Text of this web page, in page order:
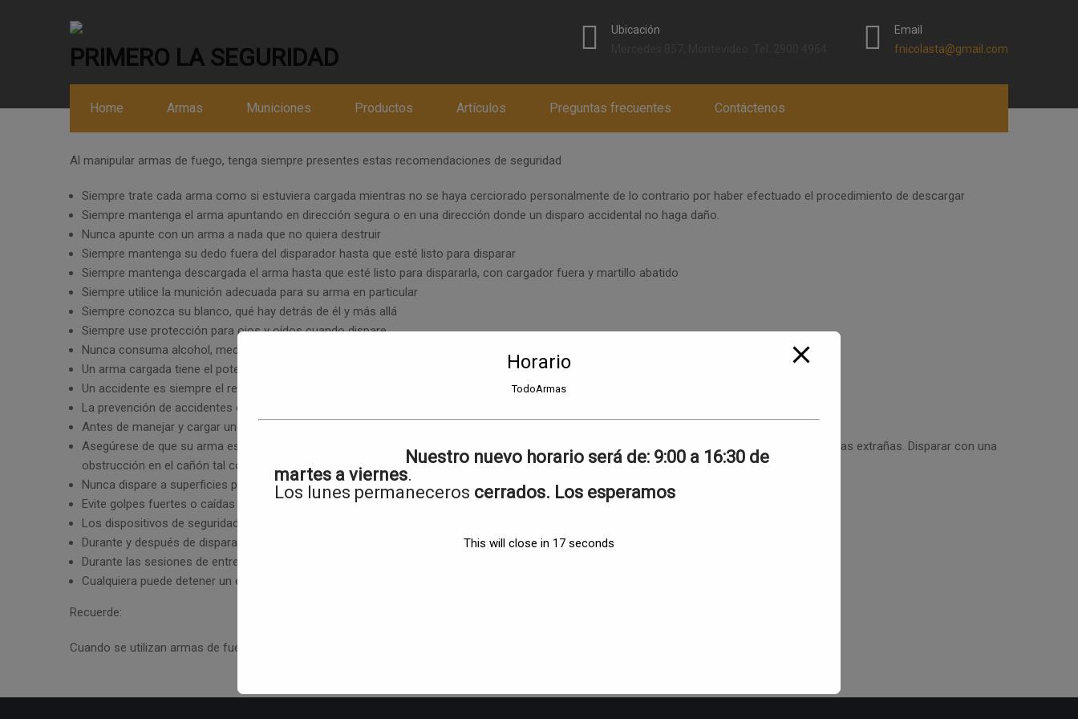
Ubicación
Email
fnicolasta@gmail.com
Home Armas Municiones Productos Artículos Preguntas frecuentes Contáctenos
PRIMERO LA SEGURIDAD
La seguridad de las armas de fuego es un conjunto de reglas y recomendaciones que permiten manipular y utilizar armas de fuego de forma de minimizar la posibilidad de
Al manipular armas de fuego, tenga siempre presentes estas recomendaciones de seguridad
Siempre trate cada arma como si estuviera cargada mientras no se haya cerciorado personalmente de lo contrario por haber efectuado el procedimiento de descargar
Siempre mantenga el arma apuntando en dirección segura o en una dirección donde un disparo accidental no haga daño.
Nunca apunte con un arma a nada que no quiera destruir
Siempre mantenga su dedo fuera del disparador hasta que esté listo para disparar
Siempre mantenga descargada el arma hasta que esté listo para dispararla, con cargador fuera y martillo abatido
Siempre utilice la munición adecuada para su arma en particular
Siempre conozca su blanco, qué hay detrás de él y más allá
Siempre use protección para ojos y oídos cuando dispare
Nunca consuma alcohol, medicamentos o drogas antes o durante el manejo de un arma
Un arma cargada tiene el potencial de matar. Manejada inteligentemente es segura
Un accidente es siempre el resultado de no cumplir las reglas de seguridad
La prevención de accidentes es responsabilidad del usuario
Antes de manejar y cargar un arma, asegúrese de saber cómo funciona
Asegúrese de que su arma esté limpia; antes de cargar inspeccione el cañón para estar seguro que está perfectamente limpio y libre de partículas extrañas. Disparar con una
obstrucción en el cañón tal como sucio, lodo, grasa, proyectil trabado, etc. puede causar ruptura o ensanchamiento del cañón
Nunca dispare a superficies planas o al agua
Evite golpes fuertes o caídas de su arma
Los dispositivos de seguridad en las armas de fuego son extras y no son substitutos de un manejo seguro
Durante y después de disparar controle sus emociones
Durante las sesiones de entrenamiento, si observa un problema de seguridad, debe reportarlo inmediatamente al instructor.
Cualquiera puede detener un ejercicio si ve un problema de seguridad
Recuerde:
Cuando se utilizan armas de fuego, el entrenamiento realista es importante, pero la seguridad está primero.
Horario
TodoArmas
Nuestro nuevo horario será de: 9:00 a 16:30 de
martes a viernes.
Los lunes permaneceros cerrados. Los esperamos
This will close in 17 seconds